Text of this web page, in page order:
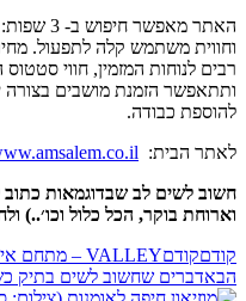
האתר מאפשר חיפוש
משתמש קלה לתפעול. מחירי
המזמין, חווי סטטוס
הזמנת מושבים בצורה
כבודה.
הבית: www.amsalem.co.il/
לב שבדוגמאות כתוב לכל
בוקר, הכל כלול וכו׳..) ולחלק
VALLEY – מתחם אירועים חדש וקסום
שחשוב לשים בתיק